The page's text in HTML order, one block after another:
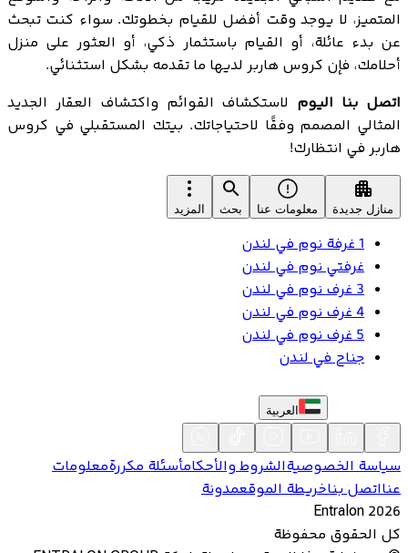
المتميز، لا يوجد وقت أفضل للقيام بخطوتك. سواء كنت تبحث
عن بدء عائلة، أو القيام باستثمار ذكي، أو العثور على منزل
أحلامك، فإن كروس هاربر لديها ما تقدمه بشكل استثنائي.
اتصل بنا اليوم لاستكشاف القوائم واكتشاف العقار الجديد
المثالي المصمم وفقًا لاحتياجاتك. بيتك المستقبلي في كروس
هاربر في انتظارك!
منازل جديدة معلومات عنا بحث المزيد
1 غرفة نوم في لندن
غرفتي نوم في لندن
3 غرف نوم في لندن
4 غرف نوم في لندن
5 غرف نوم في لندن
جناح في لندن
العربية
سياسة الخصوصيةالشروط والأحكامأسئلة مكررةمعلومات
عنااتصل بناخريطة الموقعمدونة
2026
كل الحقوق محفوظة